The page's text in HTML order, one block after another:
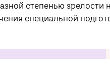
степенью
специальной